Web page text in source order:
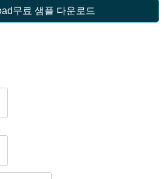
무료 샘플 다운로드